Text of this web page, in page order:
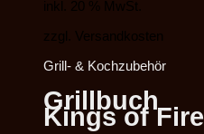
inkl. 20 % MwSt.
zzgl. Versandkosten
Grill- & Kochzubehör
Grillbuch
Kings of Fire